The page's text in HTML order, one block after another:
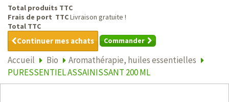
Total produits TTC
Frais de port TTCLivraison gratuite !
Total TTC
Continuer mes achats Commander
Accueil Bio
Aromathérapie, huiles essentielles
PURESSENTIEL ASSAINISSANT 200 ML